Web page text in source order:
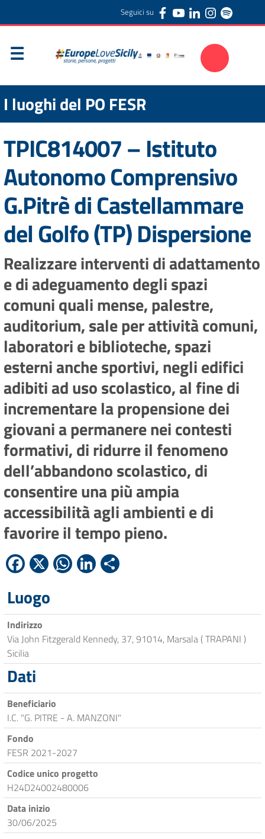
Seguici su
I luoghi del PO FESR
TPIC814007 – Istituto
Autonomo Comprensivo
G.Pitrè di Castellammare
del Golfo (TP) Dispersione
Realizzare interventi di adattamento
e di adeguamento degli spazi
comuni quali mense, palestre,
auditorium, sale per attività comuni,
laboratori e biblioteche, spazi
esterni anche sportivi, negli edifici
adibiti ad uso scolastico, al fine di
incrementare la propensione dei
giovani a permanere nei contesti
formativi, di ridurre il fenomeno
dell’abbandono scolastico, di
consentire una più ampia
accessibilità agli ambienti e di
favorire il tempo pieno.
Facebook
X WhatsApp
LinkedIn
Luogo
Indirizzo
Via John Fitzgerald Kennedy, 37, 91014, Marsala ( TRAPANI )
Sicilia
Dati
Beneficiario
I.C. "G. PITRE - A. MANZONI"
Fondo
FESR 2021-2027
Codice unico progetto
H24D24002480006
Data inizio
30/06/2025